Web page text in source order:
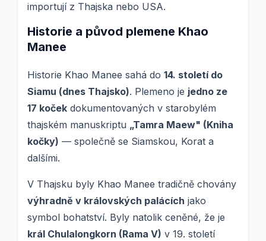
importují z Thajska nebo USA.
Historie a původ plemene Khao
Manee
Historie Khao Manee sahá do 14. století do
Siamu (dnes Thajsko). Plemeno je jedno ze
17 koček dokumentovaných v starobylém
thajském manuskriptu „Tamra Maew" (Kniha
kočky) — společně se Siamskou, Korat a
dalšími.
V Thajsku byly Khao Manee tradičně chovány
výhradně v královských palácích jako
symbol bohatství. Byly natolik ceněné, že je
král Chulalongkorn (Rama V) v 19. století